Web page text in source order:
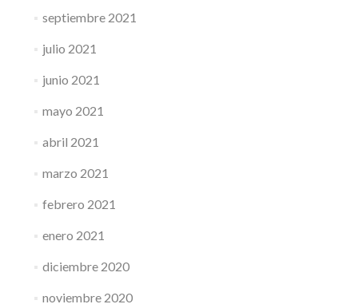
septiembre 2021
julio 2021
junio 2021
mayo 2021
abril 2021
marzo 2021
febrero 2021
enero 2021
diciembre 2020
noviembre 2020